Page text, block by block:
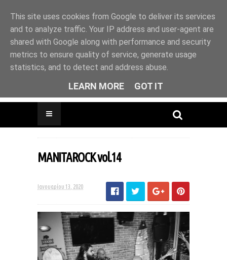
Drinks & Coffee * Pancakes * Live Music *
Photo Exhibitions * Βook Presentations *
Animal friendly
MANITAROCK vol.14
Ιανουαρίου 13, 2020
This site uses cookies from Google to deliver its services
and to analyze traffic. Your IP address and user-agent are
shared with Google along with performance and security
metrics to ensure quality of service, generate usage
statistics, and to detect and address abuse.
LEARN MORE GOT IT